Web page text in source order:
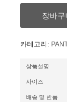
장바구
카테고리:
상품설명
사이즈
배송 및 반품